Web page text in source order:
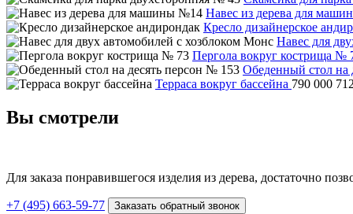
Навес из дерева для
Кресло дизайнерское
Навес для
Пергола вокруг кострища №
Обеденный стол на
Терраса вокруг бассейна 790 000
Вы смотрели
Для заказа понравившегося изделия из дерева, достаточно
+7 (495) 663-59-77 Заказать обратный звонок